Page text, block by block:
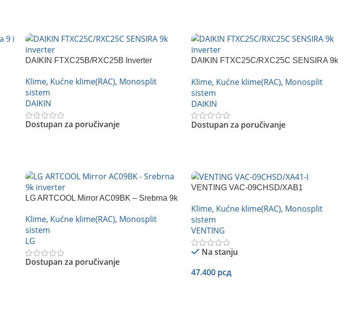
DAIKIN FTXC25B/RXC25B Inverter
Klime, Kućne klime(RAC), Monosplit
sistem
DAIKIN
Dostupan za poručivanje
DAIKIN FTXC25C/RXC25C SENSIRA 9k
Klime, Kućne klime(RAC), Monosplit
sistem
DAIKIN
Dostupan za poručivanje
LG ARTCOOL Mirror AC09BK – Srebrna 9k
Klime, Kućne klime(RAC), Monosplit
sistem
LG
Dostupan za poručivanje
VENTING VAC-09CHSD/XAB1
Klime, Kućne klime(RAC), Monosplit
sistem
VENTING
Na stanju
47.400 рсд